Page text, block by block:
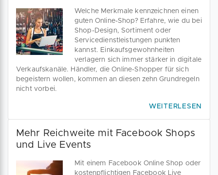
Welche Merkmale kennzeichnen einen
guten Online-Shop? Erfahre, wie du bei
Shop-Design, Sortiment oder
Servicedienstleistungen punkten
kannst. Einkaufsgewohnheiten
verlagern sich immer stärker in digitale
Verkaufskanäle. Händler, die Online-Shopper für sich
begeistern wollen, kommen an diesen zehn Grundregeln
nicht vorbei.
WEITERLESEN
Mehr Reichweite mit Facebook Shops
und Live Events
Mit einem Facebook Online Shop oder
kostenpflichtigen Facebook Live